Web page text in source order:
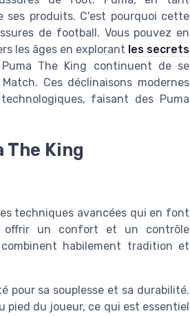
produits. C'est pourquoi cette
de football. Vous pouvez en
les âges en explorant les secrets
The King continuent de se
Ces déclinaisons modernes
faisant des Puma
King
techniques avancées qui en font
offrir un confort et un contrôle
habilement tradition et
pour sa souplesse et sa durabilité.
pied du joueur, ce qui est essentiel